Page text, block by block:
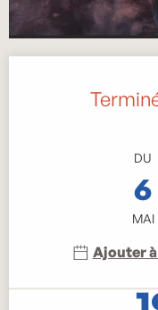
DU
6
MAI
Ajouter